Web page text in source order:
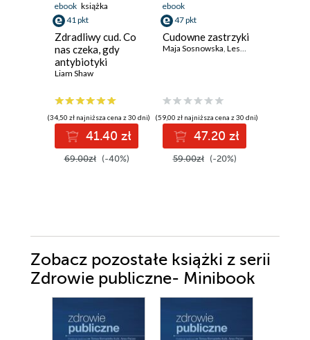
ebook książka
41 pkt
Zdradliwy cud. Co
nas czeka, gdy
antybiotyki
przestaną działać
Liam Shaw
(34,50 zł najniższa cena z 30 dni)
41.40 zł
69.00zł (-40%)
ebook
47 pkt
Cudowne zastrzyki
Maja Sosnowska, Leszek Czupryniak
(59,00 zł najniższa cena z 30 dni)
47.20 zł
59.00zł (-20%)
Zobacz pozostałe książki z serii
Zdrowie publiczne- Minibook